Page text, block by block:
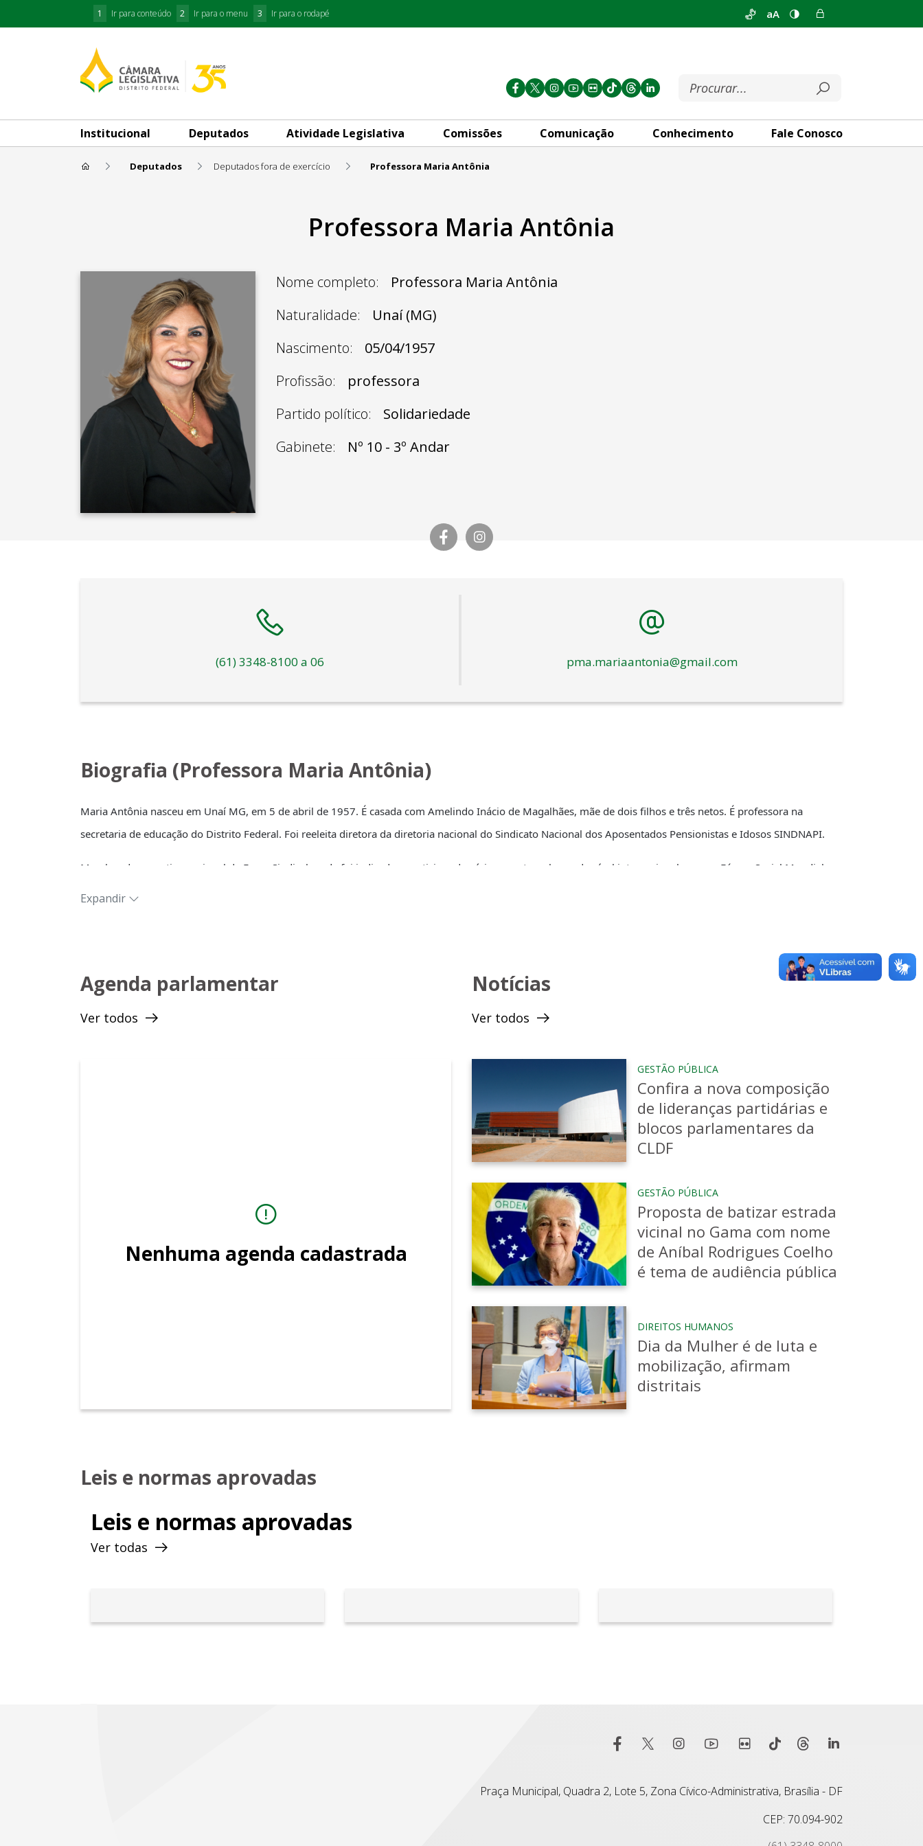
1 Ir para conteúdo 2 Ir para o menu 3 Ir para o rodapé aA
Institucional Deputados Atividade Legislativa Comissões Comunicação Conhecimento Fale Conosco
Deputados Deputados fora de exercício Professora Maria Antônia
Professora Maria Antônia
Nome completo:
Professora Maria Antônia
Naturalidade:
Unaí (MG)
Nascimento:
05/04/1957
Profissão:
professora
Partido político:
Solidariedade
Gabinete:
Nº 10 - 3º Andar
(61) 3348-8100 a 06 pma.mariaantonia@gmail.com
Biografia (Professora Maria Antônia)
Maria Antônia nasceu em Unaí MG, em 5 de abril de 1957. É casada com Amelindo Inácio de Magalhães, mãe de dois filhos e três netos. É professora na
secretaria de educação do Distrito Federal. Foi reeleita diretora da diretoria nacional do Sindicato Nacional dos Aposentados Pensionistas e Idosos SINDNAPI.
Membro da executiva nacional da Força Sindical, onde foi indicada a participar de vários eventos, alguns de nível internacional como o Fórum Social Mundial na
Também é presidente do Conselho de Segurança do Gama e vice-presidente dos Conselhos de Segurança do DF. Além disso, ocupou diversos cargos nas esferas
do Governo do Distrito Federal, entre eles o de diretora da regional de ensino. É formada em pedagogia e Bacharel em Direito e Pós-graduada em docência
Agora ela está assumindo uma nova missão, desta vez na Câmara Legislativa do DF.
Expandir
Agenda parlamentar
Ver todos
Nenhuma agenda cadastrada
Notícias
Ver todos
GESTÃO PÚBLICA
Confira a nova composição
de lideranças partidárias e
blocos parlamentares da
CLDF
GESTÃO PÚBLICA
Proposta de batizar estrada
vicinal no Gama com nome
de Aníbal Rodrigues Coelho
é tema de audiência pública
DIREITOS HUMANOS
Dia da Mulher é de luta e
mobilização, afirmam
distritais
Leis e normas aprovadas
Leis e normas aprovadas
Ver todas
Praça Municipal, Quadra 2, Lote 5, Zona Cívico-Administrativa, Brasília - DF
CEP: 70.094-902